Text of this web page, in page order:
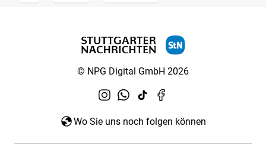
© NPG Digital GmbH 2026
Wo Sie uns noch folgen können